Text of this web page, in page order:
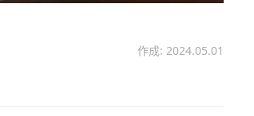
作成: 2024.05.01